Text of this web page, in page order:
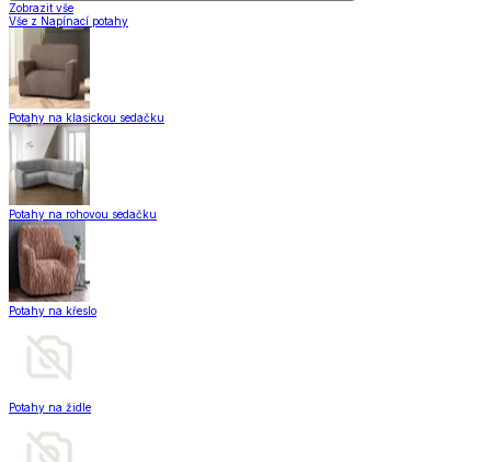
Zobrazit vše
Vše z Napínací potahy
Potahy na klasickou sedačku
Potahy na rohovou sedačku
Potahy na křeslo
Potahy na židle